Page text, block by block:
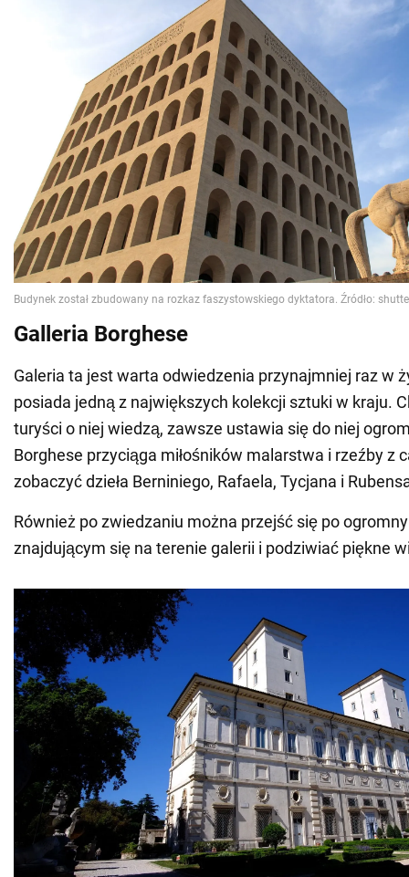
Galleria Borghese
Galeria ta jest warta odwiedzenia przynajmniej raz w
posiada jedną z największych kolekcji sztuki w kraju.
turyści o niej wiedzą, zawsze ustawia się do niej
Borghese przyciąga miłośników malarstwa i rzeźby z
zobaczyć dzieła Berniniego, Rafaela, Tycjana i
Również po zwiedzaniu można przejść się po
znajdującym się na terenie galerii i podziwiać piękne